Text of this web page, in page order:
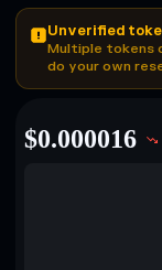
Unverified
Multiple tokens
do your own
$0.000016